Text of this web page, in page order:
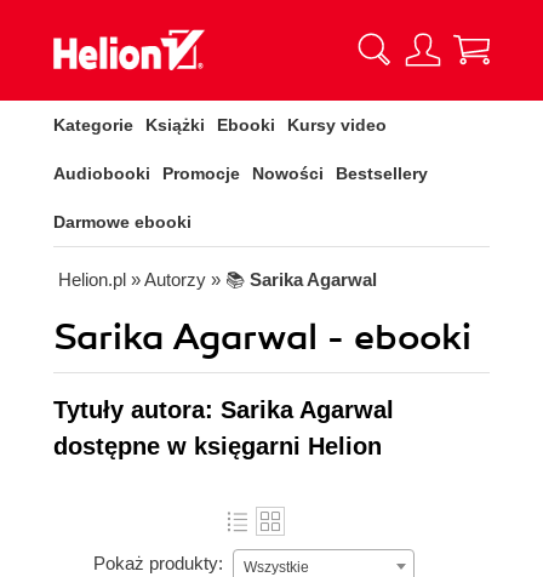
Kategorie Książki Ebooki Kursy video
Audiobooki Promocje Nowości Bestsellery
Darmowe ebooki
Helion.pl » Autorzy » 📚 Sarika Agarwal
Sarika Agarwal - ebooki
Tytuły autora: Sarika Agarwal
dostępne w księgarni Helion
Pokaż produkty: Wszystkie